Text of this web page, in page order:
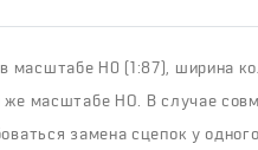
масштабе H0 (1:87), ширина
масштабе HO. В случае
замена сцепок у